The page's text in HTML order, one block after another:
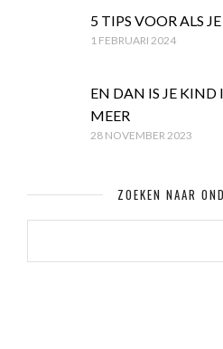
5 TIPS VOOR ALS
1 FEBRUARI 2024
EN DAN IS JE KIND
MEER
28 NOVEMBER 2023
ZOEKEN NAAR
ZOEKEN